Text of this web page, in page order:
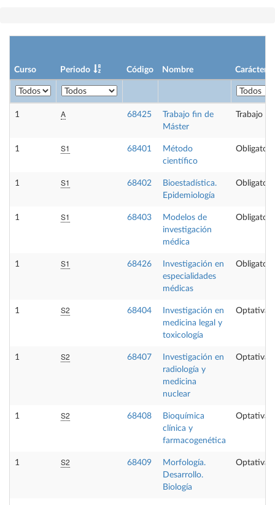
Curso Periodo Código Nombre Carácter
1 A 68425
Trabajo fin de
Máster
Trabajo
1 S1 68401
Método
científico
1 S1 68402
Bioestadística.
Epidemiología
1 S1 68403
Modelos de
investigación
médica
1 S1 68426
Investigación en
especialidades
médicas
1 S2 68404
Investigación en
medicina legal y
toxicología
Optativa
1 S2 68407
Investigación en
radiología y
medicina
nuclear
Optativa
1 S2 68408
Bioquímica
clínica y
farmacogenética
Optativa
1 S2 68409
Morfología.
Desarrollo.
Biología
Optativa